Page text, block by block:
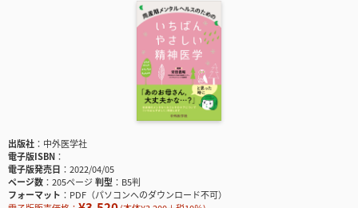
出版社
中外医学社
電子版ISBN
電子版発売日
2022/04/05
ページ数
205ページ判型
B5判
フォーマット
PDF（パソコンへのダウンロード不可）